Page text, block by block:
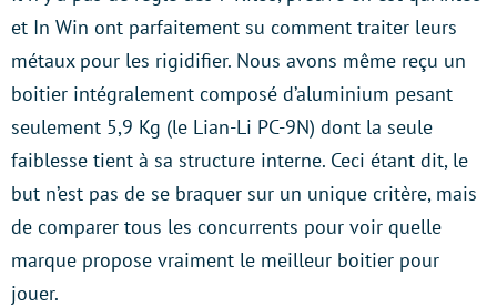
et In Win ont parfaitement su comment traiter leurs
métaux pour les rigidifier. Nous avons même reçu un
boitier intégralement composé d’aluminium pesant
seulement 5,9 Kg (le Lian-Li PC-9N) dont la seule
faiblesse tient à sa structure interne. Ceci étant dit, le
but n’est pas de se braquer sur un unique critère, mais
de comparer tous les concurrents pour voir quelle
marque propose vraiment le meilleur boitier pour
jouer.